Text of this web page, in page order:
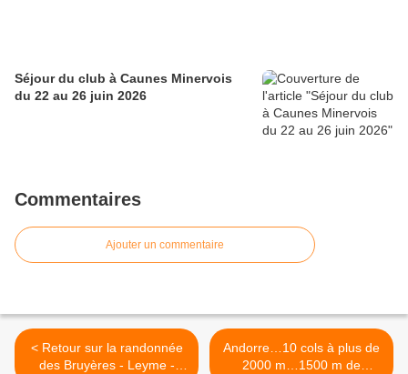
Séjour du club à Caunes Minervois
du 22 au 26 juin 2026
Commentaires
Ajouter un commentaire
< Retour sur la randonnée
des Bruyères - Leyme -
Andorre…10 cols à plus de
2000 m…1500 m de